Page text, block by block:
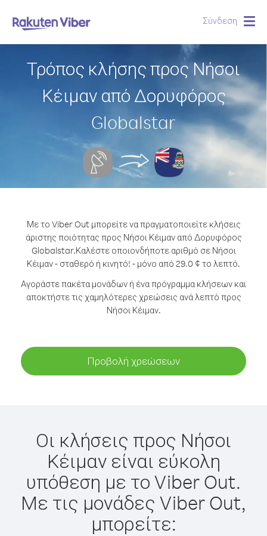
Σύνδεση
Τρόπος κλήσης προς Νήσοι
Κέιμαν από Δορυφόρος
Globalstar
Με το Viber Out μπορείτε να πραγματοποιείτε κλήσεις
άριστης ποιότητας προς Νήσοι Κέιμαν από Δορυφόρος
Globalstar.Καλέστε οποιονδήποτε αριθμό σε Νήσοι
Κέιμαν - σταθερό ή κινητό! - μόνο από 29.0 ¢ το λεπτό.
Αγοράστε πακέτα μονάδων ή ένα πρόγραμμα κλήσεων και
αποκτήστε τις χαμηλότερες χρεώσεις ανά λεπτό προς
Νήσοι Κέιμαν.
Προβολή χρεώσεων
Οι κλήσεις προς Νήσοι
Κέιμαν είναι εύκολη
υπόθεση με το Viber Out.
Με τις μονάδες Viber Out,
μπορείτε: